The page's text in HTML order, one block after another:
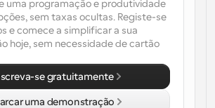
potenciado com chamadas
impulsionadas por IA
agendamento e lembretes
atualizado com as últimas notícias e
uma programação e produtividade
sem taxas ocultas. Registe-se
e comece a simplificar a sua
hoje, sem necessidade de cartão
se gratuitamente
uma demonstração